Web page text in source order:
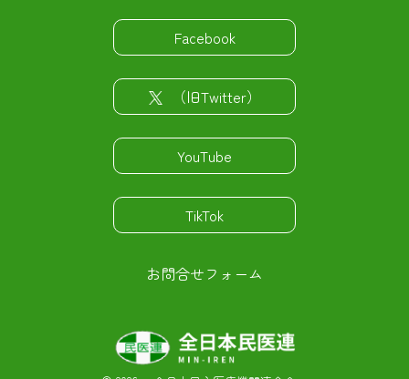
Facebook
（旧Twitter）
YouTube
TikTok
お問合せフォーム